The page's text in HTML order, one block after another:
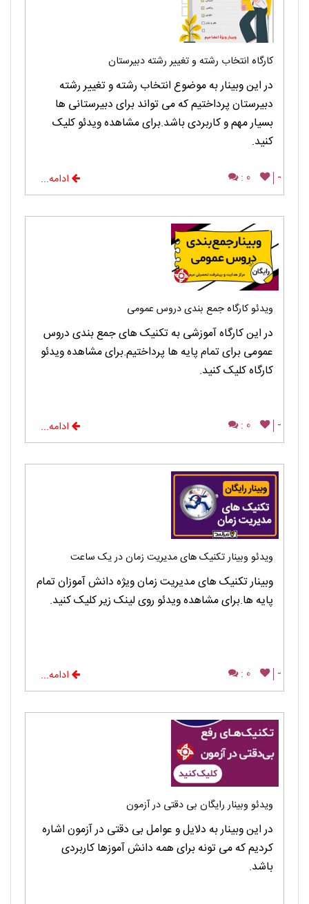
کارگاه انتخاب رشته و تغییر رشته دبیرستان
در این وبینار به موضوع انتخاب رشته و تغییر رشته
دبیرستان پرداختیم که می تواند برای دبیرستانی ها
بسیار مهم و کاربردی باشد.برای مشاهده ویدئو کلیک
کنید.
-
0 : ادامه...
ویدئو کارگاه جمع بندی دروس عمومی
در این کارگاه آموزشی به تکنیک های جمع بندی دروس
عمومی برای تمام پایه ها پرداختیم.برای مشاهده ویدئو
کارگاه کلیک کنید.
-
0 : ادامه...
ویدئو وبینار تکنیک های مدیریت زمان در یک ساعت
وبینار تکنیک های مدیریت زمان ویژه دانش آموزان تمام
پایه ها.برای مشاهده ویدئو روی لینک زیر کلیک کنید.
-
0 : ادامه...
ویدئو وبینار رایگان بی دقتی در آزمون
در این وبینار به دلایل و عوامل بی دقتی در آزمون اشاره
کردیم که می تونه برای همه دانش آموزها کاربردی
باشد.